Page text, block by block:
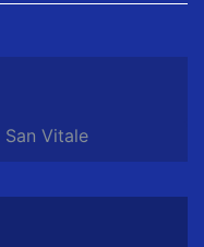
Vitale